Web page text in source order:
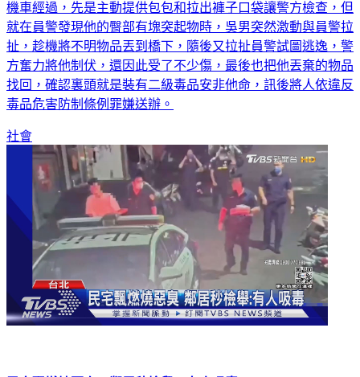
機車經過，先是主動提供包包和拉出褲子口袋讓警方檢查，但
就在員警發現他的臀部有塊突起物時，吳男突然激動與員警拉
扯，趁機將不明物品丟到橋下，隨後又拉扯員警試圖逃逸，警
方奮力將他制伏，還因此受了不少傷，最後也把他丟棄的物品
找回，確認裏頭就是裝有二級毒品安非他命，訊後將人依違反
毒品危害防制條例罪嫌送辦。
社會